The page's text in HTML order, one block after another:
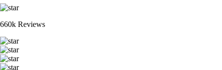
660k Reviews